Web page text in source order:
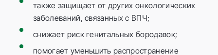
также защищает от других онкологических
заболеваний, связанных с ВПЧ;
снижает риск генитальных бородавок;
помогает уменьшить распространение